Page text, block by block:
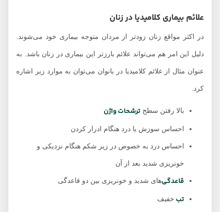
علائم بیماری کلامیدیا در زنان
در اکثر مواقع زنان زودتر از مردان متوجه بیماری خود می‌شوند.
دلیل این امر هم می‌تواند علائم بارزتر این بیماری در زنان باشد. به
عنوان مثال از علائم کلامیدیا در بانوان می‌توان به موارد زیر اشاره
بالا رفتن سطحترشحات واژن
احساس سوزش یا درد هنگام ادرار کردن
احساس درد به خصوص در زیر شکم هنگام نزدیکی و
خونریزی شدید بعد از آن
قاعدگی‌های شدید و خونریزی بین دو قاعدگی
تب خفیف